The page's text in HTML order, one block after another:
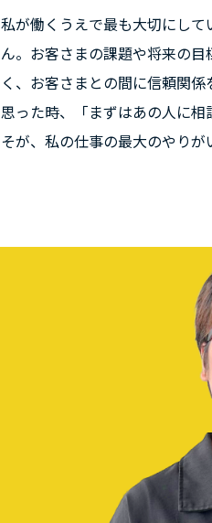
私が働くうえで最も大切にし
ん。お客さまの課題や将来の
く、お客さまとの間に信頼関
思った時、「まずはあの人に
そが、私の仕事の最大のやりが